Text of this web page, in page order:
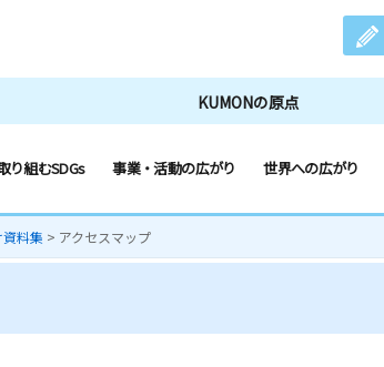
KUMONの原点
り組むSDGs 事業・活動の広がり 世界への広がり
料集 > アクセスマップ